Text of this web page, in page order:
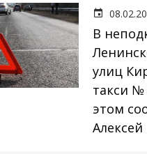
В
улиц
такси №
этом